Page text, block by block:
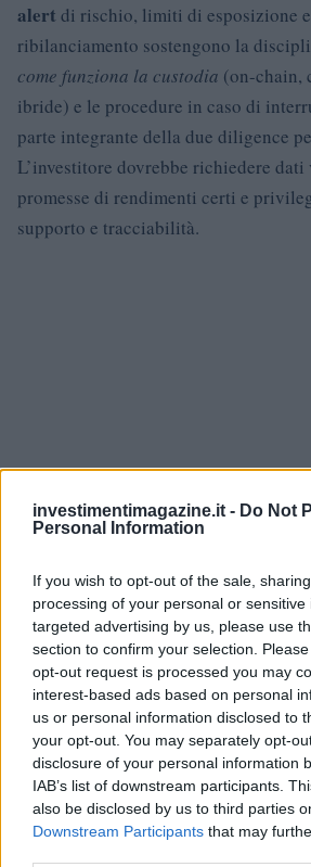
investimentimagazine.it - Do Not
Personal Information
If you wish to opt-out of the sale,
processing of your personal or
targeted advertising by us, please use
section to confirm your selection.
opt-out request is processed you may
interest-based ads based on personal
us or personal information disclosed to
your opt-out. You may separately opt-
disclosure of your personal information
IAB’s list of downstream participants.
also be disclosed by us to third parties
Downstream Participants that may
alert di rischio, limiti di esposizione
ribilanciamento sostengono la
come funziona la custodia (on-chain,
ibride) e le procedure in caso di
parte integrante della due diligence
L’investitore dovrebbe richiedere
promesse di rendimenti certi e
supporto e tracciabilità.
Eccezioni, rischi residui e
Non tutti i crypto-asset rientrano
categorie differiscono per requisiti,
possono essere disciplinate da
Armonizzare le cornici normative
puntuali di prodotto e servizio, con
necessario. Persistono rischi